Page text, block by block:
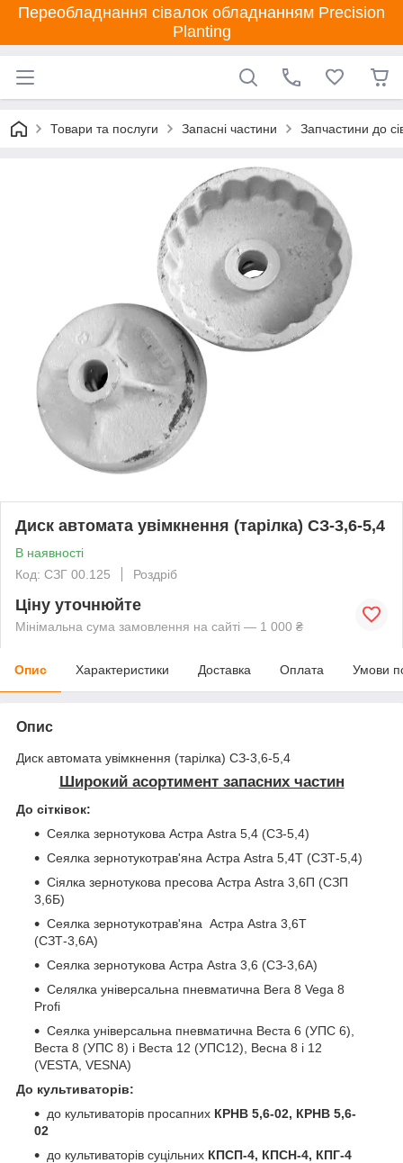
Переобладнання сівалок обладнанням Precision
Planting
Товари та послуги Запасні частини Запчастини до
Диск автомата увімкнення (тарілка) СЗ-3,6-5,4
В наявності
Код: СЗГ 00.125
Роздріб
Ціну уточнюйте
Мінімальна сума замовлення на сайті — 1 000 ₴
Опис Характеристики Доставка Оплата Умови
Опис
Диск автомата увімкнення (тарілка) СЗ-3,6-5,4
Широкий асортимент запасних частин
До сітківок:
Сеялка зернотукова Астра Astra 5,4 (СЗ-5,4)
Сеялка зернотукотрав'яна Астра Astra 5,4Т (СЗТ-5,4)
Сіялка зернотукова пресова Астра Astra 3,6П (СЗП
3,6Б)
Сеялка зернотукотрав'яна Астра Astra 3,6Т
(СЗТ-3,6А)
Сеялка зернотукова Астра Astra 3,6 (СЗ-3,6А)
Селялка універсальна пневматична Вега 8 Vega 8
Profi
Сеялка універсальна пневматична Веста 6 (УПС 6),
Веста 8 (УПС 8) і Веста 12 (УПС12), Весна 8 і 12
(VESTA, VESNA)
До культиваторів:
до культиваторів просапних КРНВ 5,6-02, КРНВ 5,6-
02
до культиваторів суцільних КПСП-4, КПСН-4, КПГ-4